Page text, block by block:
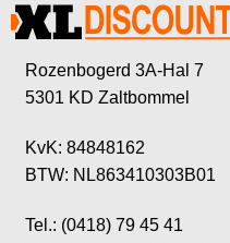
Rozenbogerd 3A-Hal 7
5301 KD Zaltbommel
KvK: 84848162
BTW: NL863410303B01
Tel.: (0418) 79 45 41